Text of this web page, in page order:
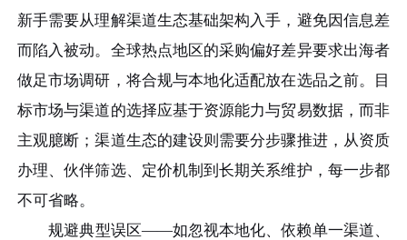
新手需要从理解渠道生态基础架构入手，避免因信息差
而陷入被动。全球热点地区的采购偏好差异要求出海者
做足市场调研，将合规与本地化适配放在选品之前。目
标市场与渠道的选择应基于资源能力与贸易数据，而非
主观臆断；渠道生态的建设则需要分步骤推进，从资质
办理、伙伴筛选、定价机制到长期关系维护，每一步都
不可省略。
规避典型误区——如忽视本地化、依赖单一渠道、